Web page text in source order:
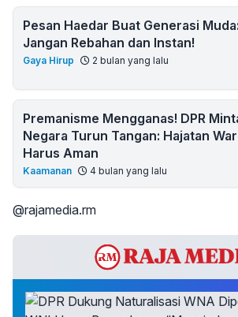
Pesan Haedar Buat Generasi Muda:
Jangan Rebahan dan Instan!
Gaya Hirup 2 bulan yang lalu
Premanisme Mengganas! DPR
Negara Turun Tangan: Hajatan
Harus Aman
Kaamanan 4 bulan yang lalu
@rajamedia.rm